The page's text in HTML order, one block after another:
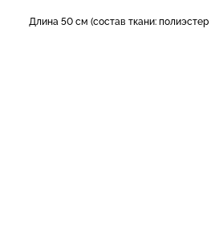
Длина 50 см (состав ткани: полиэстер